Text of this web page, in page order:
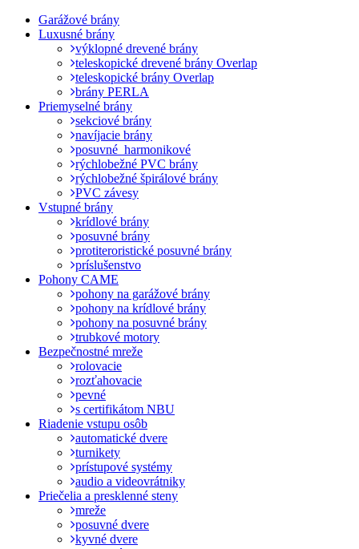
Garážové brány
Luxusné brány
výklopné drevené brány
teleskopické drevené brány Overlap
teleskopické brány Overlap
brány PERLA
Priemyselné brány
sekciové brány
navíjacie brány
posuvné_harmonikové
rýchlobežné PVC brány
rýchlobežné špirálové brány
PVC závesy
Vstupné brány
krídlové brány
posuvné brány
protiteroristické posuvné brány
príslušenstvo
Pohony CAME
pohony na garážové brány
pohony na krídlové brány
pohony na posuvné brány
trubkové motory
Bezpečnostné mreže
rolovacie
rozťahovacie
pevné
s certifikátom NBU
Riadenie vstupu osôb
automatické dvere
turnikety
prístupové systémy
audio a videovrátniky
Priečelia a presklenné steny
mreže
posuvné dvere
kyvné dvere